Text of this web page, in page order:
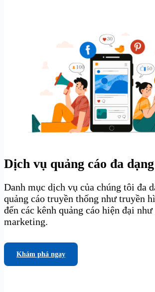
Dịch vụ quảng cáo đa dạng
Danh mục dịch vụ của chúng tôi đa
quảng cáo truyền thống như truyền
đến các kênh quảng cáo hiện đại
marketing.
Khám phá ngay